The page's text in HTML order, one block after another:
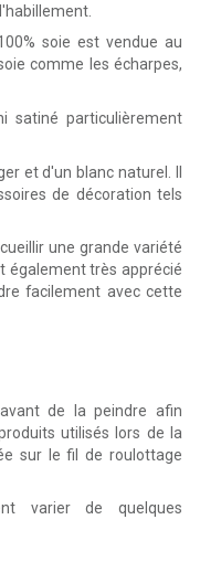
soie est vendue au
comme les écharpes,
satiné particulièrement
et d'un blanc naturel. Il
de décoration tels
une grande variété
également très apprécié
facilement avec cette
de la peindre afin
utilisés lors de la
sur le fil de roulottage
varier de quelques